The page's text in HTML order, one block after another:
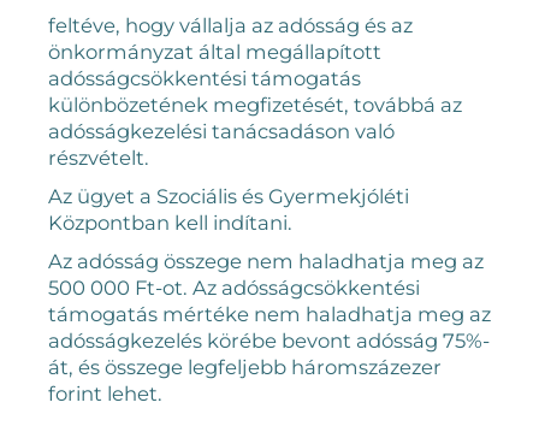
feltéve, hogy vállalja az adósság és az
önkormányzat által megállapított
adósságcsökkentési támogatás
különbözetének megfizetését, továbbá az
adósságkezelési tanácsadáson való
részvételt.
Az ügyet a Szociális és Gyermekjóléti
Központban kell indítani.
Az adósság összege nem haladhatja meg az
500 000 Ft-ot. Az adósságcsökkentési
támogatás mértéke nem haladhatja meg az
adósságkezelés körébe bevont adósság 75%-
át, és összege legfeljebb háromszázezer
forint lehet.